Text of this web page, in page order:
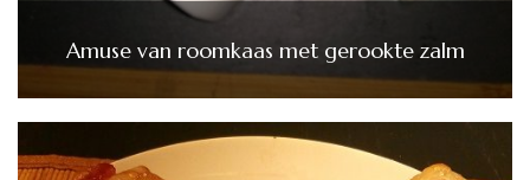
Amuse van roomkaas met gerookte zalm